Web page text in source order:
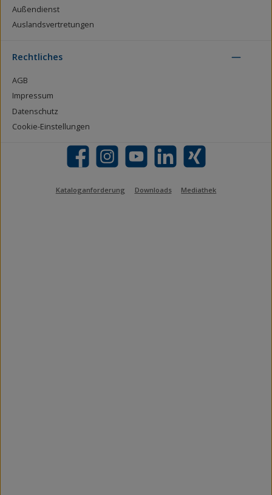
Außendienst
Auslandsvertretungen
Rechtliches
AGB
Impressum
Datenschutz
Cookie-Einstellungen
Facebook Instagram YouTube LinkedIn Xing
Kataloganforderung Downloads Mediathek